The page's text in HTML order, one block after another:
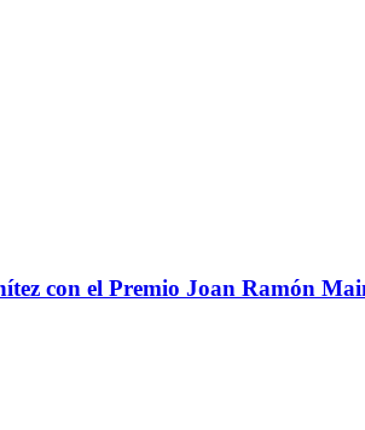
con el Premio Joan Ramón